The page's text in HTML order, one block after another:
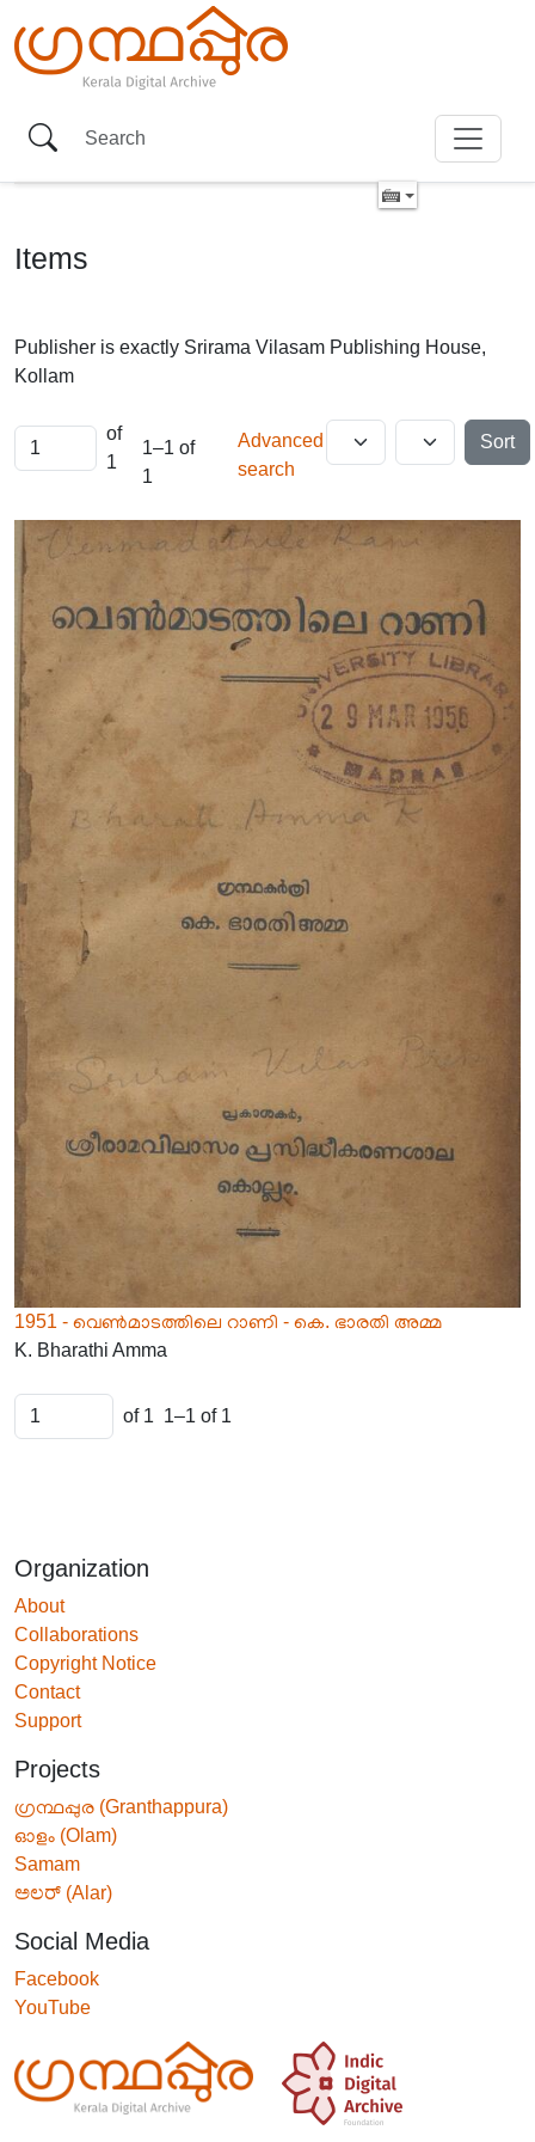
Items
Publisher is exactly Srirama Vilasam Publishing House,
Kollam
of
1
1–1 of
1
Advanced
search
Sort
1951 - വെൺമാടത്തിലെ റാണി - കെ. ഭാരതി അമ്മ
K. Bharathi Amma
of 1 1–1 of 1
Organization
About
Collaborations
Copyright Notice
Contact
Support
Projects
ഗ്രന്ഥപ്പുര (Granthappura)
ഓളം (Olam)
Samam
ಅಲರ್ (Alar)
Social Media
Facebook
YouTube